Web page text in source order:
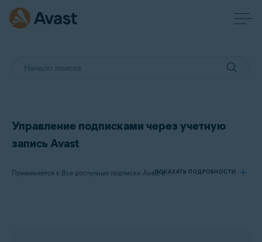
Управление подписками через учетную
запись Avast
Применяется к Все доступные подписки Avast в сегменте потребительских решений
ПОКАЗАТЬ ПОДРОБНОСТИ